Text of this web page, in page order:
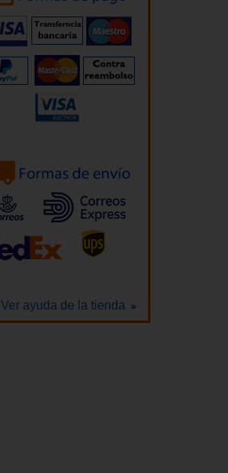
Ver ayuda de la tienda